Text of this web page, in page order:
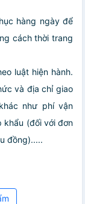
hàng ngày để
cách thời trang
luật hiện hành.
và địa chỉ giao
như phí vận
khẩu (đối với đơn
đồng).....